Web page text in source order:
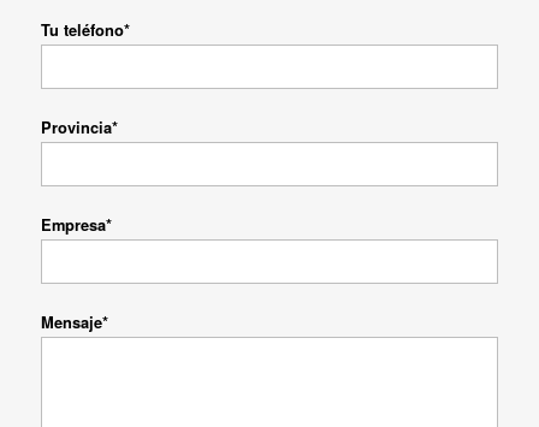
Tu teléfono*
Provincia*
Empresa*
Mensaje*